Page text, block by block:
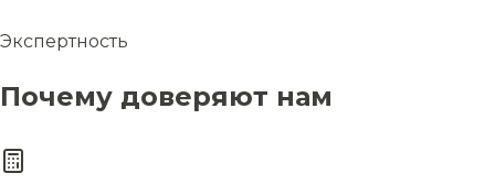
Экспертность
Почему доверяют нам